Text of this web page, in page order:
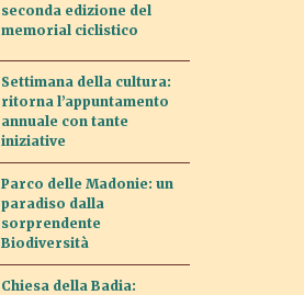
seconda edizione del
memorial ciclistico
Settimana della cultura:
ritorna l’appuntamento
annuale con tante
iniziative
Parco delle Madonie: un
paradiso dalla
sorprendente
Biodiversità
Chiesa della Badia: